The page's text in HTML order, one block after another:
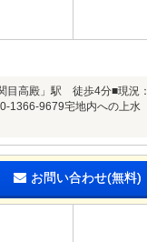
目高殿」駅 徒歩4分■現況：
1366-9679宅地内への上水
お問い合わせ(無料)